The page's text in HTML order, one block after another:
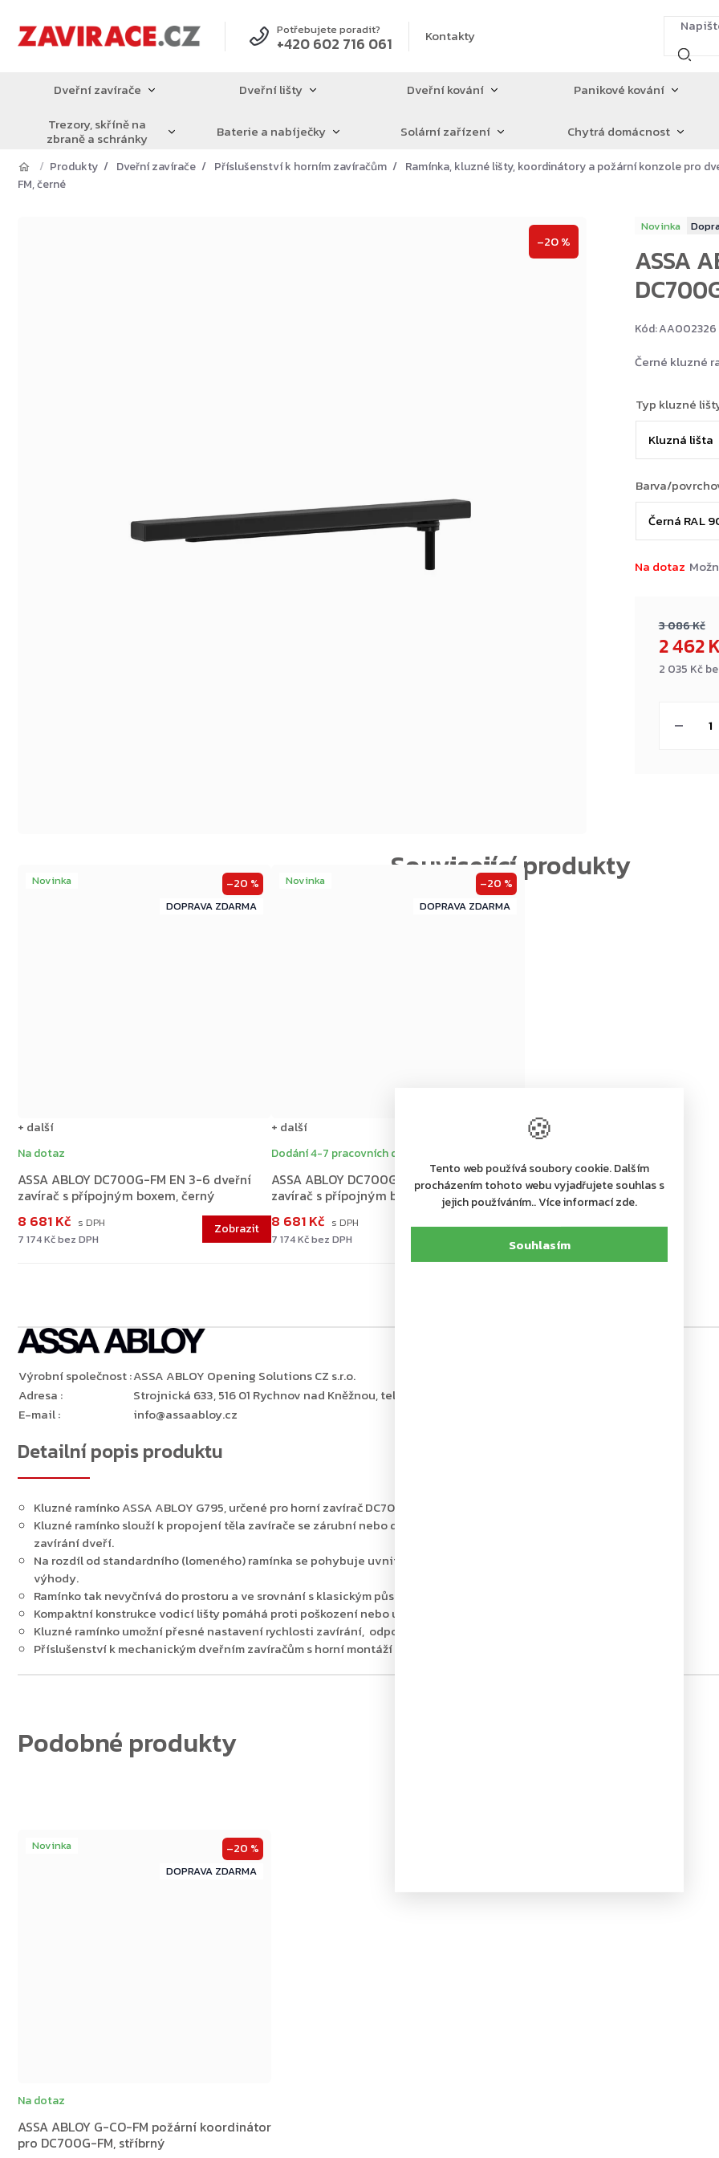
🍪
Tento web používá soubory cookie. Dalším
procházením tohoto webu vyjadřujete souhlas s
jejich používáním.. Více informací zde.
Souhlasím
obsah
Potřebujete poradit?
+420 602 716 061 Kontakty
Dveřní zavírače Dveřní lišty Dveřní kování
Panikové kování
Trezory, skříně na
zbraně a schránky Baterie a nabíječky Solární zařízení Chytrá domácnost
Produkty Dveřní zavírače Příslušenství k horním zavíračům
Ramínka, kluzné lišty, koordinátory a požární konzole pro
FM, černé
Novinka
ASSA
Kód:AA002326
–20 %
3 086 Kč
2 462
2 035 Kč
Na dotaz
Typ kluzné
Barva/
Černé kluzné
Novinka
ZDARMA
–20 %
ASSA ABLOY DC700G-FM EN 3-6 dveřní
zavírač s přípojným boxem, černý
Na dotaz
7 174 Kč bez DPH
8 681 Kč
+ další
Novinka
ZDARMA
–20 %
ASSA ABLOY DC700G-FM EN 3-6, dveřní
zavírač s přípojným boxem, stříbrný
Dodání 4-7 pracovních dní
7 174 Kč bez DPH
8 681 Kč
+ další
Detailní popis produktu
Kluzné ramínko ASSA ABLOY G795, určené pro horní zavírač DC700G-FM s funkcí volného pohybu
Kluzné ramínko slouží k propojení těla zavírače se zárubní nebo dveřním křídlem a zajišťuje plynulé a bezpečné
zavírání dveří.
Na rozdíl od standardního (lomeného) ramínka se pohybuje uvnitř vodicí lišty, což přináší estetické a funkční
výhody.
Ramínko tak nevyčnívá do prostoru a ve srovnání s klasickým působí nenápadně a elegantně.
Kompaktní konstrukce vodicí lišty pomáhá proti poškození nebo utržení ramínka ve veřejných prostorách.
Kluzné ramínko umožní přesné nastavení rychlosti zavírání, odporu dveří a dorazu.
Příslušenství k mechanickým dveřním zavíračům s horní montáží
Novinka
ZDARMA
–20 %
ASSA ABLOY G-CO-FM požární koordinátor
pro DC700G-FM, stříbrný
Na dotaz
Výrobní společnost:ASSA ABLOY Opening Solutions CZ s.r.o.
Adresa :
Strojnická 633, 516 01 Rychnov nad Kněžnou, tel.: +420 226 806 200
E-mail: info@assaabloy.cz